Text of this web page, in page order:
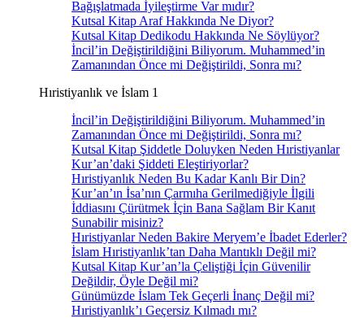
Bağışlatmada İyileştirme Var mıdır?
Kutsal Kitap Araf Hakkında Ne Diyor?
Kutsal Kitap Dedikodu Hakkında Ne Söylüyor?
İncil’in Değiştirildiğini Biliyorum. Muhammed’in
Zamanından Önce mi Değiştirildi, Sonra mı?
Hıristiyanlık ve İslam 1
İncil’in Değiştirildiğini Biliyorum. Muhammed’in
Zamanından Önce mi Değiştirildi, Sonra mı?
Kutsal Kitap Şiddetle Doluyken Neden Hıristiyanlar
Kur’an’daki Şiddeti Eleştiriyorlar?
Hıristiyanlık Neden Bu Kadar Kanlı Bir Din?
Kur’an’ın İsa’nın Çarmıha Gerilmediğiyle İlgili
İddiasını Çürütmek İçin Bana Sağlam Bir Kanıt
Sunabilir misiniz?
Hıristiyanlar Neden Bakire Meryem’e İbadet Ederler?
İslam Hıristiyanlık’tan Daha Mantıklı Değil mi?
Kutsal Kitap Kur’an’la Çeliştiği İçin Güvenilir
Değildir, Öyle Değil mi?
Günümüzde İslam Tek Geçerli İnanç Değil mi?
Hıristiyanlık’ı Geçersiz Kılmadı mı?